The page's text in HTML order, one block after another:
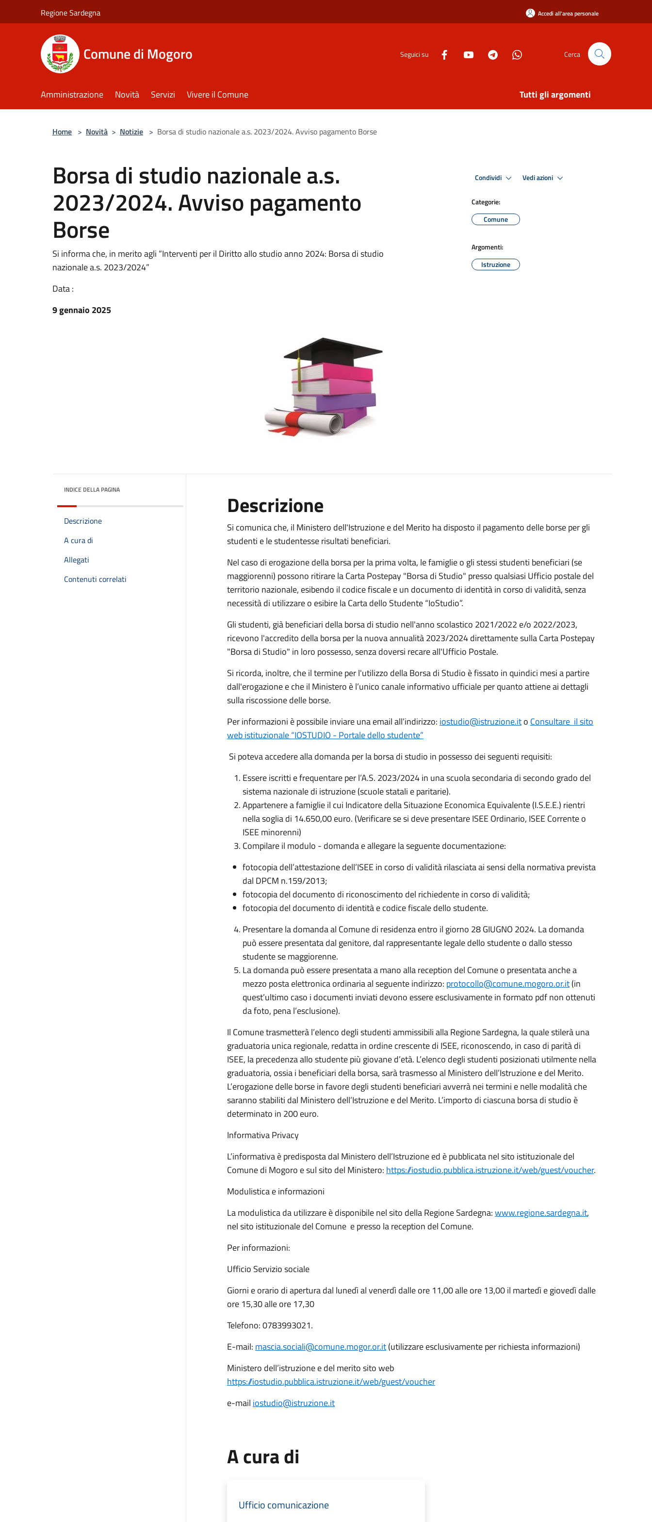
Regione Sardegna Accedi all'area personale
Comune di Mogoro Seguici su Cerca
Amministrazione Novità Servizi Vivere il Comune Tutti gli argomenti
Home > Novità > Notizie > Borsa di studio nazionale a.s. 2023/2024. Avviso pagamento Borse
Borsa di studio nazionale a.s.
2023/2024. Avviso pagamento
Borse
Si informa che, in merito agli “Interventi per il Diritto allo studio anno 2024: Borsa di studio
nazionale a.s. 2023/2024”
Data :
9 gennaio 2025
Condividi Vedi azioni
Categorie:
Comune
Argomenti:
Istruzione
INDICE DELLA PAGINA
Descrizione
A cura di
Allegati
Contenuti correlati
Descrizione
Si comunica che, il Ministero dell'Istruzione e del Merito ha disposto il pagamento delle borse per gli
studenti e le studentesse risultati beneficiari.
Nel caso di erogazione della borsa per la prima volta, le famiglie o gli stessi studenti beneficiari (se
maggiorenni) possono ritirare la Carta Postepay "Borsa di Studio" presso qualsiasi Ufficio postale del
territorio nazionale, esibendo il codice fiscale e un documento di identità in corso di validità, senza
necessità di utilizzare o esibire la Carta dello Studente “IoStudio”.
Gli studenti, già beneficiari della borsa di studio nell'anno scolastico 2021/2022 e/o 2022/2023,
ricevono l'accredito della borsa per la nuova annualità 2023/2024 direttamente sulla Carta Postepay
"Borsa di Studio" in loro possesso, senza doversi recare all'Ufficio Postale.
Si ricorda, inoltre, che il termine per l'utilizzo della Borsa di Studio è fissato in quindici mesi a partire
dall'erogazione e che il Ministero è l’unico canale informativo ufficiale per quanto attiene ai dettagli
sulla riscossione delle borse.
Per informazioni è possibile inviare una email all’indirizzo: iostudio@istruzione.ito Consultare il sito
web istituzionale “IOSTUDIO - Portale dello studente”
Si poteva accedere alla domanda per la borsa di studio in possesso dei seguenti requisiti:
Essere iscritti e frequentare per l’A.S. 2023/2024 in una scuola secondaria di secondo grado del
sistema nazionale di istruzione (scuole statali e paritarie).
Appartenere a famiglie il cui Indicatore della Situazione Economica Equivalente (I.S.E.E.) rientri
nella soglia di 14.650,00 euro. (Verificare se si deve presentare ISEE Ordinario, ISEE Corrente o
ISEE minorenni)
Compilare il modulo - domanda e allegare la seguente documentazione:
fotocopia dell’attestazione dell’ISEE in corso di validità rilasciata ai sensi della normativa prevista
dal DPCM n.159/2013;
fotocopia del documento di riconoscimento del richiedente in corso di validità;
fotocopia del documento di identità e codice fiscale dello studente.
Presentare la domanda al Comune di residenza entro il giorno 28 GIUGNO 2024. La domanda
può essere presentata dal genitore, dal rappresentante legale dello studente o dallo stesso
studente se maggiorenne.
La domanda può essere presentata a mano alla reception del Comune o presentata anche a
mezzo posta elettronica ordinaria al seguente indirizzo: protocollo@comune.mogoro.or.it(in
quest’ultimo caso i documenti inviati devono essere esclusivamente in formato pdf non ottenuti
da foto, pena l’esclusione).
Il Comune trasmetterà l’elenco degli studenti ammissibili alla Regione Sardegna, la quale stilerà una
graduatoria unica regionale, redatta in ordine crescente di ISEE, riconoscendo, in caso di parità di
ISEE, la precedenza allo studente più giovane d’età. L’elenco degli studenti posizionati utilmente nella
graduatoria, ossia i beneficiari della borsa, sarà trasmesso al Ministero dell’Istruzione e del Merito.
L’erogazione delle borse in favore degli studenti beneficiari avverrà nei termini e nelle modalità che
saranno stabiliti dal Ministero dell’Istruzione e del Merito. L’importo di ciascuna borsa di studio è
determinato in 200 euro.
Informativa Privacy
L’informativa è predisposta dal Ministero dell’Istruzione ed è pubblicata nel sito istituzionale del
Comune di Mogoro e sul sito del Ministero: https://iostudio.pubblica.istruzione.it/web/guest/voucher.
Modulistica e informazioni
La modulistica da utilizzare è disponibile nel sito della Regione Sardegna:www.regione.sardegna.it,
nel sito istituzionale del Comune e presso la reception del Comune.
Per informazioni:
Ufficio Servizio sociale
Giorni e orario di apertura dal lunedì al venerdì dalle ore 11,00 alle ore 13,00 il martedì e giovedì dalle
ore 15,30 alle ore 17,30
Telefono: 0783993021.
E-mail: mascia.sociali@comune.mogor.or.it(utilizzare esclusivamente per richiesta informazioni)
Ministero dell’istruzione e del merito sito web
https://iostudio.pubblica.istruzione.it/web/guest/voucher
e-mail iostudio@istruzione.it
A cura di
Ufficio comunicazione